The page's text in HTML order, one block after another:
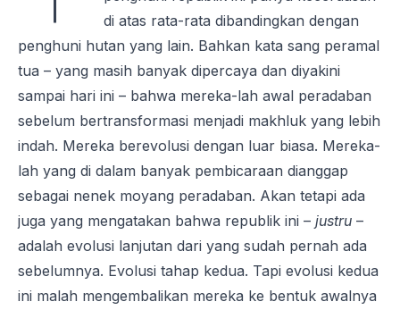
di atas rata-rata dibandingkan dengan
penghuni hutan yang lain. Bahkan kata sang peramal
tua – yang masih banyak dipercaya dan diyakini
sampai hari ini – bahwa mereka-lah awal peradaban
sebelum bertransformasi menjadi makhluk yang lebih
indah. Mereka berevolusi dengan luar biasa. Mereka-
lah yang di dalam banyak pembicaraan dianggap
sebagai nenek moyang peradaban. Akan tetapi ada
juga yang mengatakan bahwa republik ini – justru –
adalah evolusi lanjutan dari yang sudah pernah ada
sebelumnya. Evolusi tahap kedua. Tapi evolusi kedua
ini malah mengembalikan mereka ke bentuk awalnya